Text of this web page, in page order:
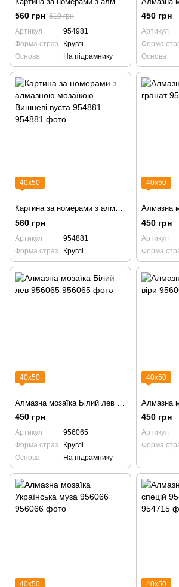
560 грн 610 грн
Артикул
954981
Форма страз
Круглі
Основа
На підрамнику
450 грн
Артикул
Форма
Основа
40х50
Картина за номерами з алмазною мозаїкою Вишневі вуста 954881
560 грн
Артикул
954881
Форма страз
Круглі
40х50
450 грн
Артикул
Форма
40х50
450 грн
Артикул
956065
Форма страз
Круглі
Основа
На підрамнику
40х50
450 грн
Артикул
Форма
40х50 40х50